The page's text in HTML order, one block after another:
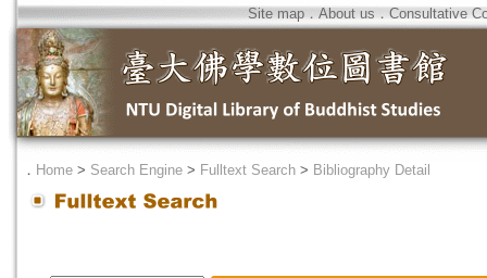
Site map．About us ． Consultative
． Home > Search Engine > Fulltext Search > Bibliography Detail